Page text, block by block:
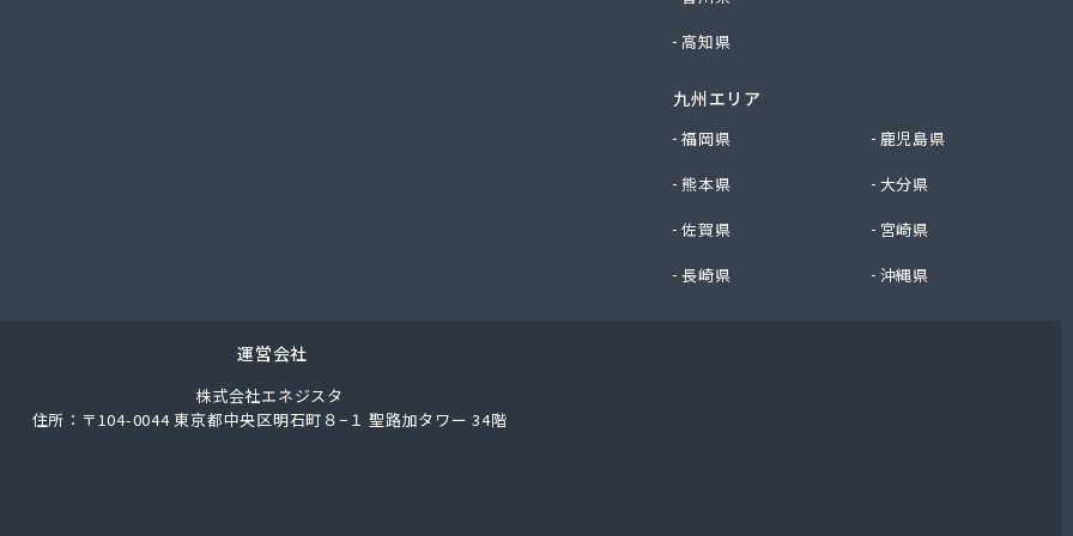
ネクスホームライフ中部株式会社 名古屋支店
高知県
九州エリア
福岡県
鹿児島県
熊本県
大分県
佐賀県
宮崎県
長崎県
沖縄県
運営会社
株式会社エネジスタ
住所：〒104-0044 東京都中央区明石町８−１ 聖路加タワー 34階